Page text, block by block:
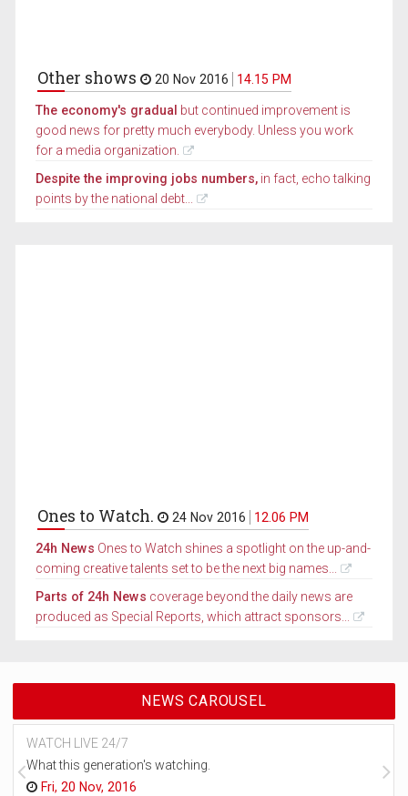
Other shows 20 Nov 2016 14.15 PM
The economy's gradual but continued improvement is
good news for pretty much everybody. Unless you work
for a media organization.
Despite the improving jobs numbers, in fact, echo talking
points by the national debt...
Ones to Watch. 24 Nov 2016 12.06 PM
24h News Ones to Watch shines a spotlight on the up-and-
coming creative talents set to be the next big names...
Parts of 24h News coverage beyond the daily news are
produced as Special Reports, which attract sponsors...
NEWS CAROUSEL
WATCH LIVE 24/7
What this generation's watching.
Fri, 20 Nov, 2016